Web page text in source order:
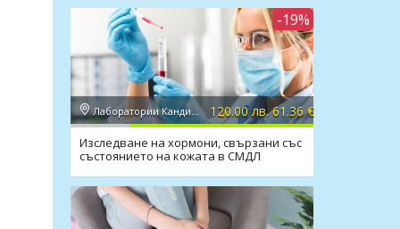
-19%
Лаборатории Кандиларов 120.00 лв. 61.36 €
Изследване на хормони, свързани със
състоянието на кожата в СМДЛ